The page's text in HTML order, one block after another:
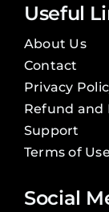
Useful
About Us
Contact
Privacy
Refund and
Support
Terms of Use
Social